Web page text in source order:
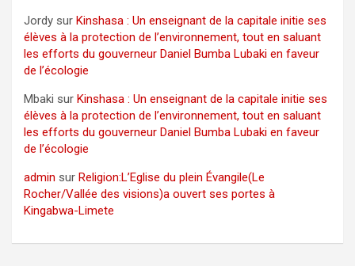
Jordy sur Kinshasa : Un enseignant de la capitale initie ses
élèves à la protection de l’environnement, tout en saluant
les efforts du gouverneur Daniel Bumba Lubaki en faveur
de l’écologie
Mbaki sur Kinshasa : Un enseignant de la capitale initie ses
élèves à la protection de l’environnement, tout en saluant
les efforts du gouverneur Daniel Bumba Lubaki en faveur
de l’écologie
admin sur Religion:L’Eglise du plein Évangile(Le
Rocher/Vallée des visions)a ouvert ses portes à
Kingabwa-Limete